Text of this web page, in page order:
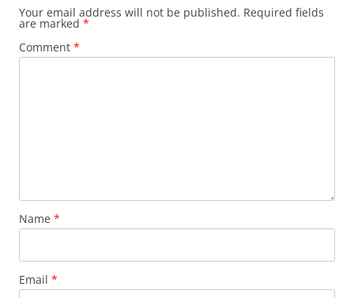
Your email address will not be published. Required fields
are marked *
Comment *
Name *
Email *